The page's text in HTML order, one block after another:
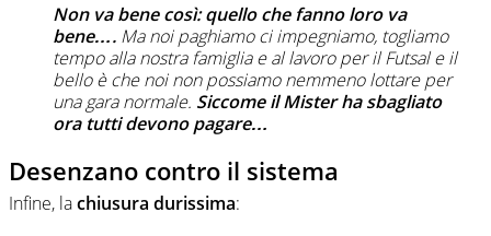
Non va bene così: quello che fanno loro va
bene…. Ma noi paghiamo ci impegniamo, togliamo
tempo alla nostra famiglia e al lavoro per il Futsal e il
bello è che noi non possiamo nemmeno lottare per
una gara normale. Siccome il Mister ha sbagliato
ora tutti devono pagare…
Desenzano contro il sistema
Infine, lachiusura durissima: